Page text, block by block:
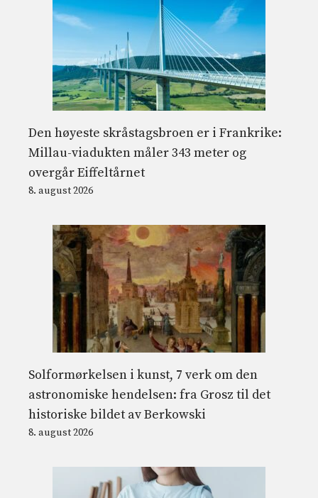
Den høyeste skråstagsbroen er i Frankrike:
Millau-viadukten måler 343 meter og
overgår Eiffeltårnet
8. august 2026
Solformørkelsen i kunst, 7 verk om den
astronomiske hendelsen: fra Grosz til det
historiske bildet av Berkowski
8. august 2026